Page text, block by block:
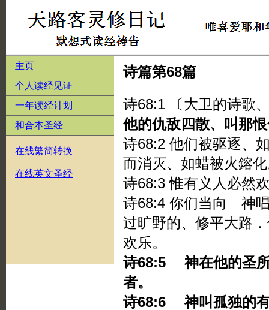
主页
个人读经见证
一年读经计划
和合本圣经
在线繁简转换
在线英文圣经
诗篇第68篇
诗68:1 〔大卫的诗歌
他的仇敌四散、叫那
诗68:2 他们被驱逐、
而消灭、如蜡被火鎔
诗68:3 惟有义人必然
诗68:4 你们当向 神
过旷野的、修平大路
欢乐。
诗68:5 神在他的圣所
者。
诗68:6 神叫孤独的有